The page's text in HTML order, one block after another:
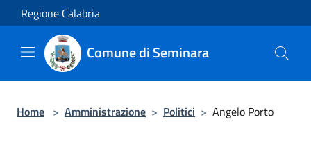
Salta al contenuto principale
Regione Calabria
Comune di Seminara
Home > Amministrazione > Politici > Angelo Porto